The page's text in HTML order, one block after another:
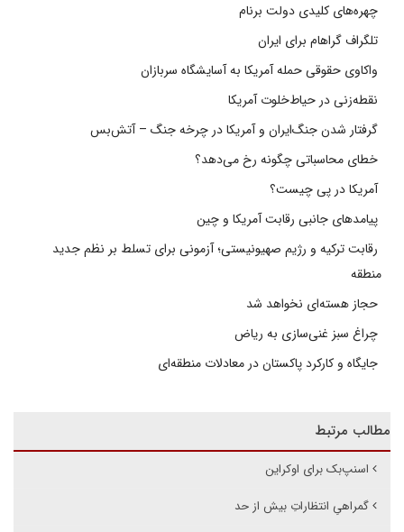
چهره‌های کلیدی دولت برنام
تلگراف گراهام برای ایران
واکاوی حقوقی حمله آمریکا به آسایشگاه سربازان
نقطه‌زنی در حیاط‌خلوت آمریکا
گرفتار شدن جنگ‌ایران و آمریکا در چرخه جنگ – آتش‌بس
خطای محاسباتی چگونه رخ می‌دهد؟
آمریکا در پی چیست؟
پیامدهای جانبی رقابت آمریکا و چین
رقابت ترکیه و رژیم صهیونیستی؛ آزمونی برای تسلط بر نظم جدید
منطقه
حجاز هسته‌ای نخواهد شد
چراغ سبز غنی‌سازی به ریاض
جایگاه و کارکرد پاکستان در معادلات منطقه‌ای
مطالب مرتبط
اسنپ‌بک برای اوکراین
گمراهیِ انتظاراتِ بیش از حد